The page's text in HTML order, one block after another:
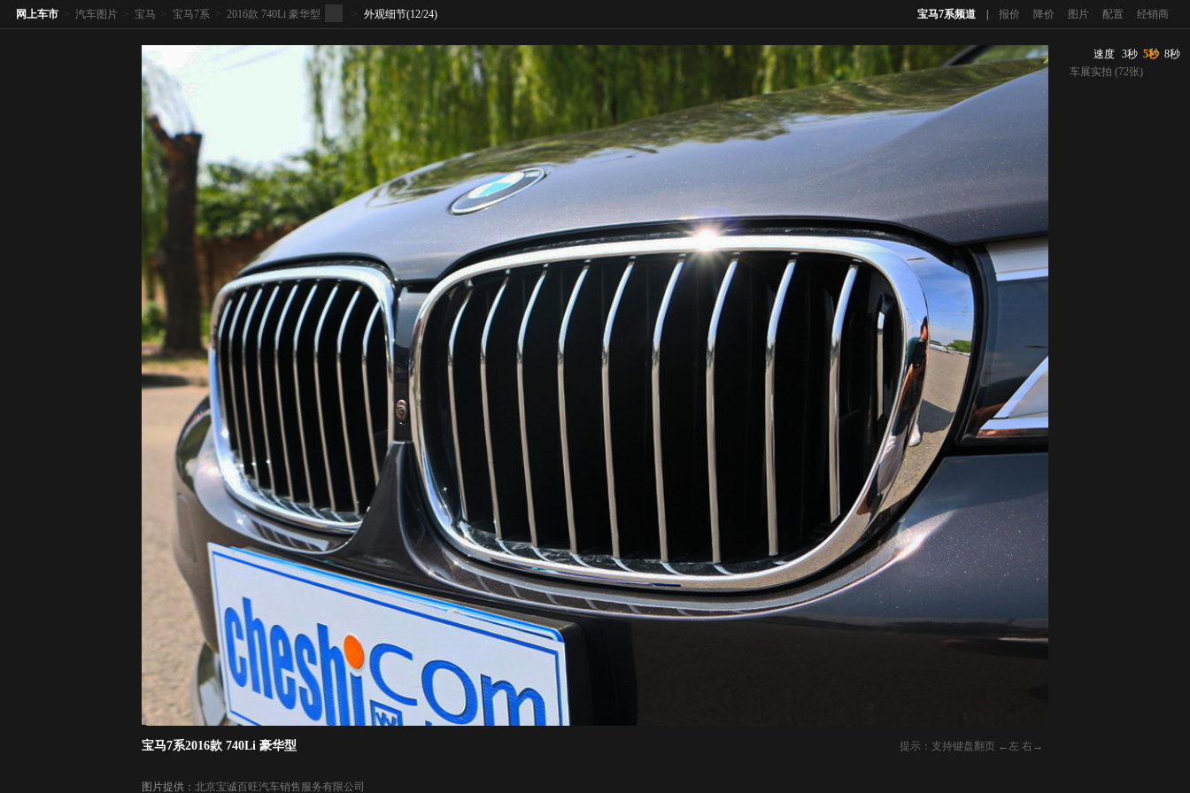
宝马7系频道 报价 降价 图片 配置 经销商
网上车市 > 汽车图片 > 宝马 > 宝马7系 > 2016款 740Li 豪华型 > 外观细节(12/24)
提示：支持键盘翻页 ←左 右→
宝马7系2016款 740Li 豪华型
图片提供： 北京宝诚百旺汽车销售服务有限公司
速度 3秒 5秒 8秒
车展实拍 (72张)